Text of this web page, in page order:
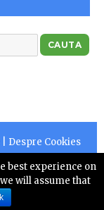
Despre Cookies
operator de
10828
best experience on
will assume that